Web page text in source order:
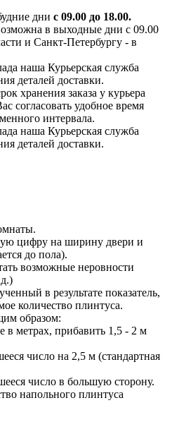
дни с 09.00 до 18.00.
в выходные дни с 09.00
и Санкт-Петербургу - в
наша Курьерская служба
деталей доставки.
хранения заказа у курьера
согласовать удобное время
интервала.
наша Курьерская служба
деталей доставки.
цифру на ширину двери и
до пола).
возможные неровности
в результате показатель,
количество плинтуса.
образом:
в метрах, прибавить 1,5 - 2 м
число на 2,5 м (стандартная
число в большую сторону.
напольного плинтуса